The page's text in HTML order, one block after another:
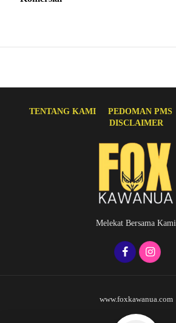
TENTANG KAMI PEDOMAN PMS
DISCLAIMER
Melekat Bersama Kami
www.foxkawanua.com